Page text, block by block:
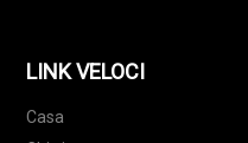
LINK VELOCI
Casa